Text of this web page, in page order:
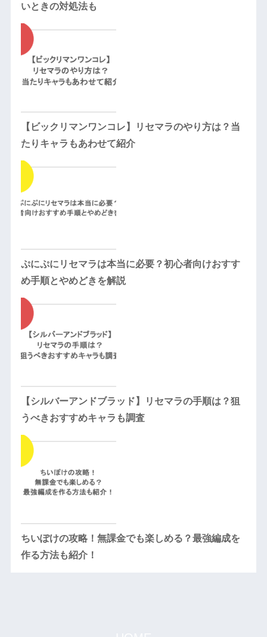
いときの対処法も
【ビックリマンワンコレ】リセマラのやり方は？当
たりキャラもあわせて紹介
ぷにぷにリセマラは本当に必要？初心者向けおすす
め手順とやめどきを解説
【シルバーアンドブラッド】リセマラの手順は？狙
うべきおすすめキャラも調査
ちいぽけの攻略！無課金でも楽しめる？最強編成を
作る方法も紹介！